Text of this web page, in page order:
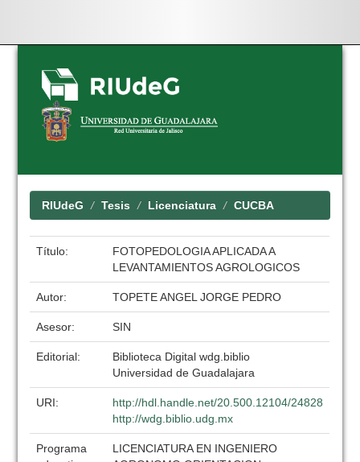
Skip
navigation
RIUdeG Tesis Licenciatura CUCBA
Título:
FOTOPEDOLOGIA APLICADA A
LEVANTAMIENTOS AGROLOGICOS
Autor: TOPETE ANGEL JORGE PEDRO
Asesor: SIN
Editorial:
Biblioteca Digital wdg.biblio
Universidad de Guadalajara
URI:
http://hdl.handle.net/20.500.12104/24828
http://wdg.biblio.udg.mx
Programa
LICENCIATURA EN INGENIERO